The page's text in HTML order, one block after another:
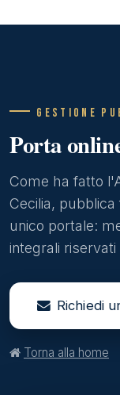
GESTIONE
Porta
Come ha fatto
Cecilia,
unico portale:
integrali riservati
Richiedi
Torna alla home